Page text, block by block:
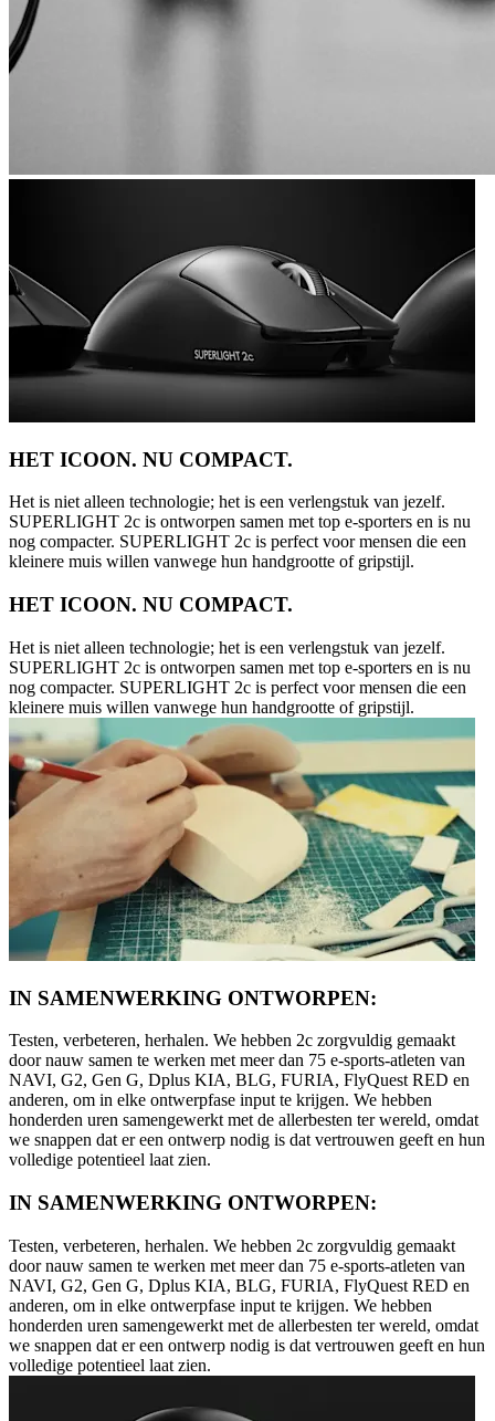
HET ICOON. NU COMPACT.
Het is niet alleen technologie; het is een verlengstuk van jezelf.
SUPERLIGHT 2c is ontworpen samen met top e-sporters en is nu
nog compacter. SUPERLIGHT 2c is perfect voor mensen die een
kleinere muis willen vanwege hun handgrootte of gripstijl.
HET ICOON. NU COMPACT.
Het is niet alleen technologie; het is een verlengstuk van jezelf.
SUPERLIGHT 2c is ontworpen samen met top e-sporters en is nu
nog compacter. SUPERLIGHT 2c is perfect voor mensen die een
kleinere muis willen vanwege hun handgrootte of gripstijl.
IN SAMENWERKING ONTWORPEN:
Testen, verbeteren, herhalen. We hebben 2c zorgvuldig gemaakt
door nauw samen te werken met meer dan 75 e-sports-atleten van
NAVI, G2, Gen G, Dplus KIA, BLG, FURIA, FlyQuest RED en
anderen, om in elke ontwerpfase input te krijgen. We hebben
honderden uren samengewerkt met de allerbesten ter wereld, omdat
we snappen dat er een ontwerp nodig is dat vertrouwen geeft en hun
volledige potentieel laat zien.
IN SAMENWERKING ONTWORPEN:
Testen, verbeteren, herhalen. We hebben 2c zorgvuldig gemaakt
door nauw samen te werken met meer dan 75 e-sports-atleten van
NAVI, G2, Gen G, Dplus KIA, BLG, FURIA, FlyQuest RED en
anderen, om in elke ontwerpfase input te krijgen. We hebben
honderden uren samengewerkt met de allerbesten ter wereld, omdat
we snappen dat er een ontwerp nodig is dat vertrouwen geeft en hun
volledige potentieel laat zien.